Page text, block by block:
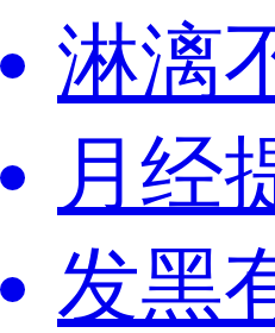
淋漓
月经
发黑